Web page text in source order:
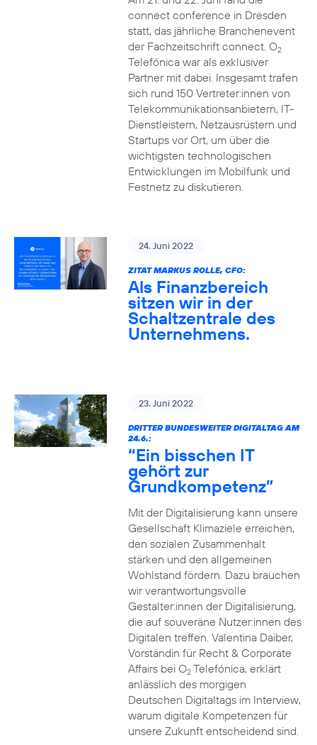
connect conference in Dresden
statt, das jährliche Branchenevent
der Fachzeitschrift connect. O2
Telefónica war als exklusiver
Partner mit dabei. Insgesamt trafen
sich rund 150 Vertreter:innen von
Telekommunikationsanbietern, IT-
Dienstleistern, Netzausrüstern und
Startups vor Ort, um über die
wichtigsten technologischen
Entwicklungen im Mobilfunk und
Festnetz zu diskutieren.
24. Juni 2022
ZITAT MARKUS ROLLE, CFO:
Als Finanzbereich
sitzen wir in der
Schaltzentrale des
Unternehmens.
23. Juni 2022
DRITTER BUNDESWEITER DIGITALTAG AM
24.6.:
“Ein bisschen IT
gehört zur
Grundkompetenz”
Mit der Digitalisierung kann unsere
Gesellschaft Klimaziele erreichen,
den sozialen Zusammenhalt
stärken und den allgemeinen
Wohlstand fördern. Dazu brauchen
wir verantwortungsvolle
Gestalter:innen der Digitalisierung,
die auf souveräne Nutzer:innen des
Digitalen treffen. Valentina Daiber,
Vorständin für Recht & Corporate
Affairs bei O2Telefónica, erklärt
anlässlich des morgigen
Deutschen Digitaltags im Interview,
warum digitale Kompetenzen für
unsere Zukunft entscheidend sind.